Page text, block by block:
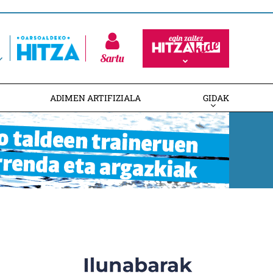
Sartu
ADIMEN ARTIFIZIALA GIDAK